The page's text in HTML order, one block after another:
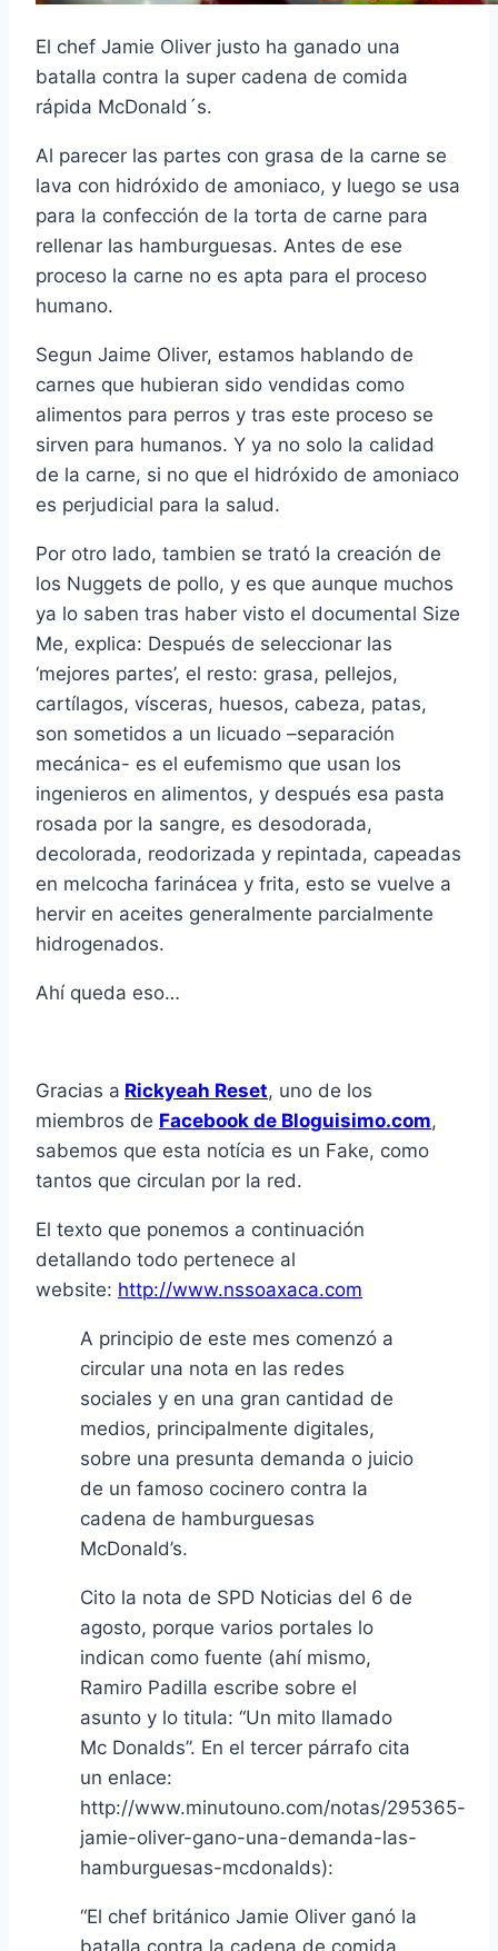
El chef Jamie Oliver justo ha ganado una
batalla contra la super cadena de comida
rápida McDonald´s.
Al parecer las partes con grasa de la carne se
lava con hidróxido de amoniaco, y luego se usa
para la confección de la torta de carne para
rellenar las hamburguesas. Antes de ese
proceso la carne no es apta para el proceso
humano.
Segun Jaime Oliver, estamos hablando de
carnes que hubieran sido vendidas como
alimentos para perros y tras este proceso se
sirven para humanos. Y ya no solo la calidad
de la carne, si no que el hidróxido de amoniaco
es perjudicial para la salud.
Por otro lado, tambien se trató la creación de
los Nuggets de pollo, y es que aunque muchos
ya lo saben tras haber visto el documental Size
Me, explica: Después de seleccionar las
‘mejores partes’, el resto: grasa, pellejos,
cartílagos, vísceras, huesos, cabeza, patas,
son sometidos a un licuado –separación
mecánica- es el eufemismo que usan los
ingenieros en alimentos, y después esa pasta
rosada por la sangre, es desodorada,
decolorada, reodorizada y repintada, capeadas
en melcocha farinácea y frita, esto se vuelve a
hervir en aceites generalmente parcialmente
hidrogenados.
Ahí queda eso…
Gracias a Rickyeah Reset, uno de los
miembros de Facebook de Bloguisimo.com,
sabemos que esta notícia es un Fake, como
tantos que circulan por la red.
El texto que ponemos a continuación
detallando todo pertenece al
website: http://www.nssoaxaca.com
A principio de este mes comenzó a
circular una nota en las redes
sociales y en una gran cantidad de
medios, principalmente digitales,
sobre una presunta demanda o juicio
de un famoso cocinero contra la
cadena de hamburguesas
McDonald’s.
Cito la nota de SPD Noticias del 6 de
agosto, porque varios portales lo
indican como fuente (ahí mismo,
Ramiro Padilla escribe sobre el
asunto y lo titula: “Un mito llamado
Mc Donalds”. En el tercer párrafo cita
un enlace:
http://www.minutouno.com/notas/295365-
jamie-oliver-gano-una-demanda-las-
hamburguesas-mcdonalds):
“El chef británico Jamie Oliver ganó la